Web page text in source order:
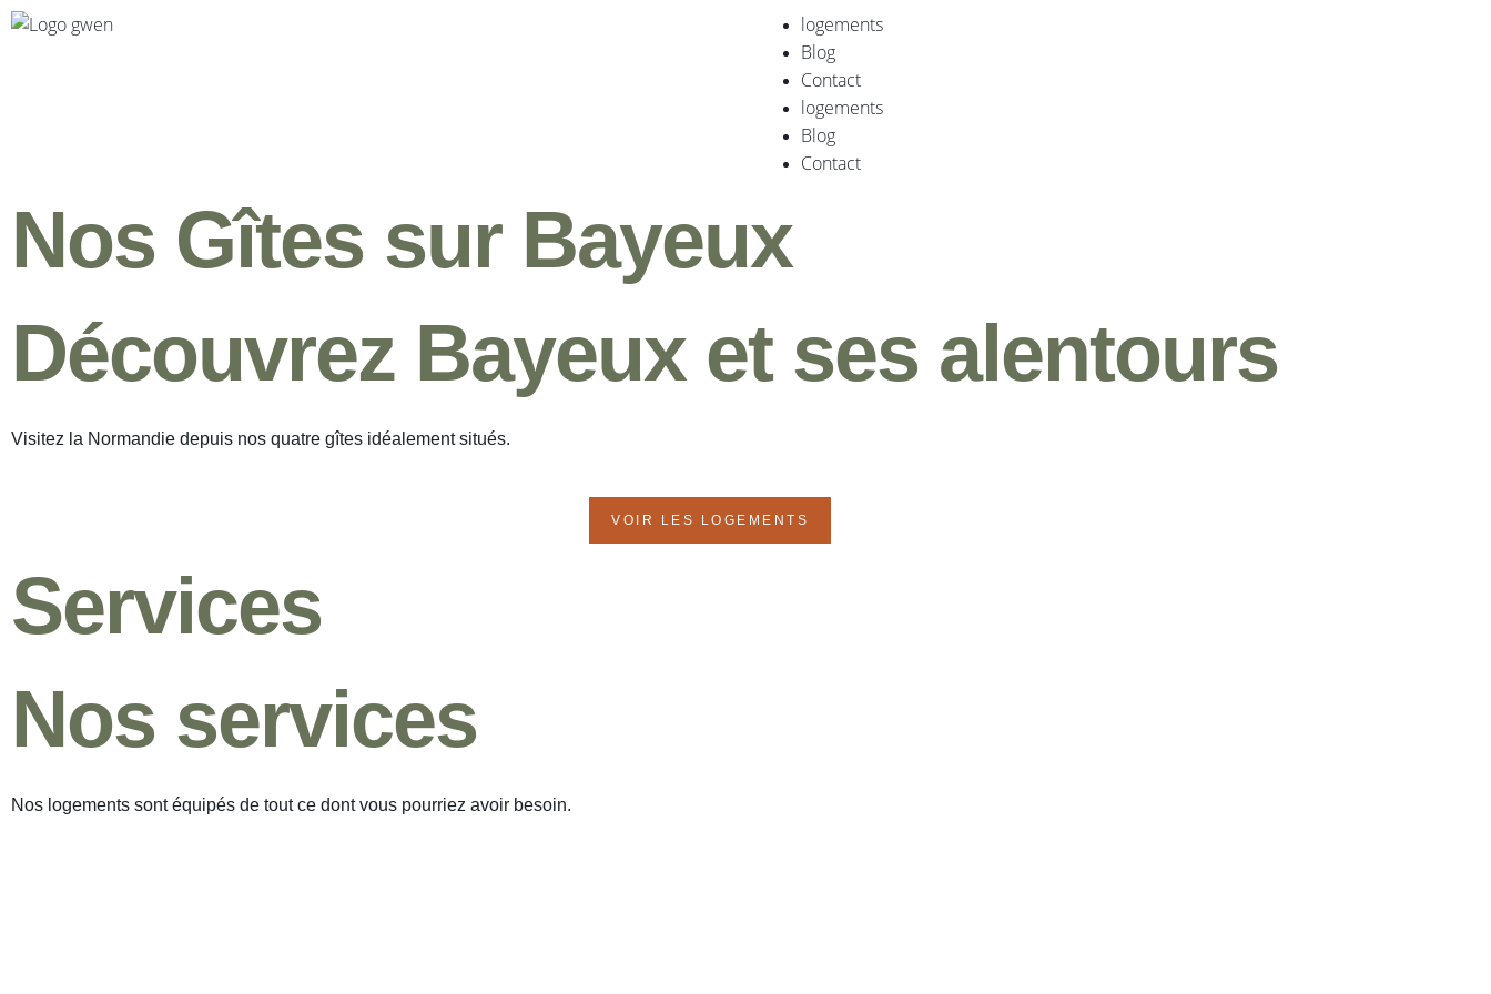
logements
Blog
Contact
logements
Blog
Contact
Nos Gîtes sur Bayeux
Découvrez Bayeux et ses alentours
Visitez la Normandie depuis nos quatre gîtes idéalement situés.
VOIR LES LOGEMENTS
Services
Nos services
Nos logements sont équipés de tout ce dont vous pourriez avoir besoin.